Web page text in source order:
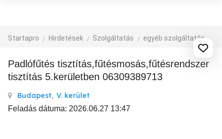
Startapro Hirdetések Szolgáltatás egyéb szolgáltatás
Padlófűtés tisztítás,fűtésmosás,fűtésrendszer
tisztítás 5.kerületben 06309389713
Budapest, V. kerület
Feladás dátuma: 2026.06.27 13:47